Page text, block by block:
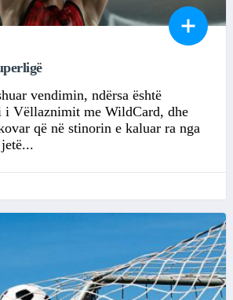
vendimin, ndërsa është
i Vëllaznimit me WildCard, dhe
që në stinorin e kaluar ra nga